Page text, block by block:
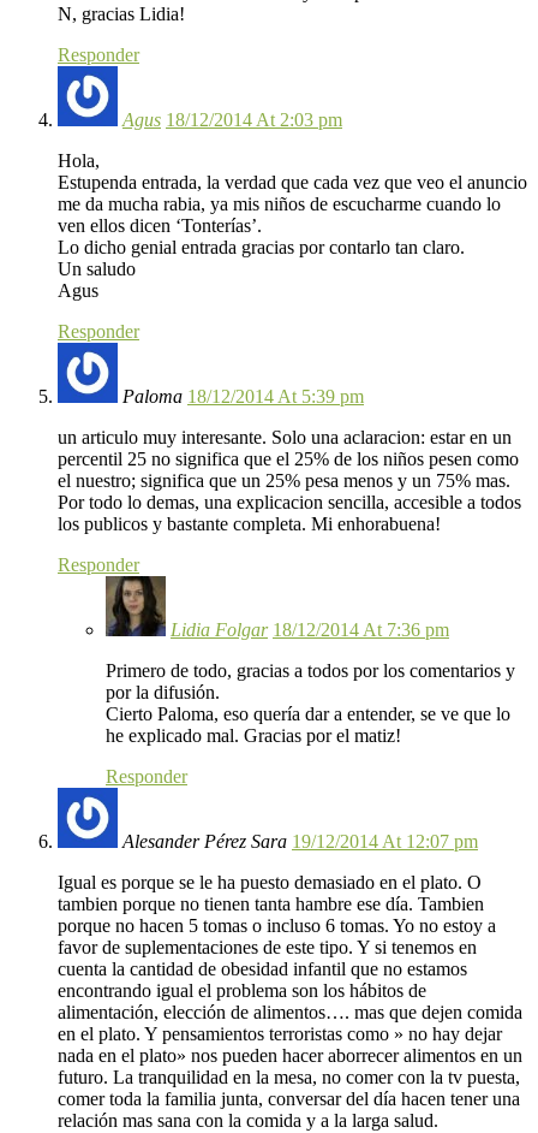
N, gracias Lidia!
Responder
Agus 18/12/2014 At 2:03 pm
Hola,
Estupenda entrada, la verdad que cada vez que veo el anuncio
me da mucha rabia, ya mis niños de escucharme cuando lo
ven ellos dicen ‘Tonterías’.
Lo dicho genial entrada gracias por contarlo tan claro.
Un saludo
Agus
Responder
Paloma 18/12/2014 At 5:39 pm
un articulo muy interesante. Solo una aclaracion: estar en un
percentil 25 no significa que el 25% de los niños pesen como
el nuestro; significa que un 25% pesa menos y un 75% mas.
Por todo lo demas, una explicacion sencilla, accesible a todos
los publicos y bastante completa. Mi enhorabuena!
Responder
Lidia Folgar 18/12/2014 At 7:36 pm
Primero de todo, gracias a todos por los comentarios y
por la difusión.
Cierto Paloma, eso quería dar a entender, se ve que lo
he explicado mal. Gracias por el matiz!
Responder
Alesander Pérez Sara 19/12/2014 At 12:07 pm
Igual es porque se le ha puesto demasiado en el plato. O
tambien porque no tienen tanta hambre ese día. Tambien
porque no hacen 5 tomas o incluso 6 tomas. Yo no estoy a
favor de suplementaciones de este tipo. Y si tenemos en
cuenta la cantidad de obesidad infantil que no estamos
encontrando igual el problema son los hábitos de
alimentación, elección de alimentos…. mas que dejen comida
en el plato. Y pensamientos terroristas como » no hay dejar
nada en el plato» nos pueden hacer aborrecer alimentos en un
futuro. La tranquilidad en la mesa, no comer con la tv puesta,
comer toda la familia junta, conversar del día hacen tener una
relación mas sana con la comida y a la larga salud.